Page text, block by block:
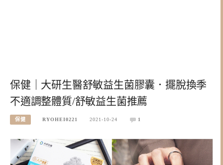
保健｜大研生醫舒敏益生菌膠囊．擺脫換季
不適調整體質/舒敏益生菌推薦
保健 RYOHEI0221 2021-10-24 1